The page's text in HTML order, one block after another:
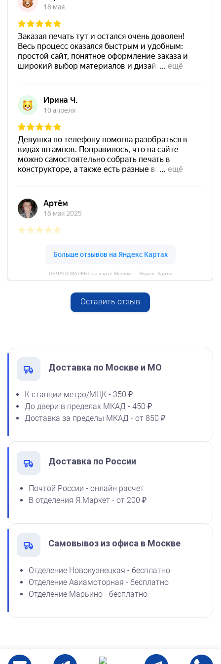
от 550
Печать ООО № Р103
Заказать
Печать ООО № Р88
Печать ООО № Р4
700
Штемпельная подушка
1800
Спиртовая краска NORIS
Спиртовая краска NORIS
Спиртовая краска NORIS
флюоресцентная 25 мл
1100
ПЕЧАТИ.МАРКЕТ на карте Москвы — Яндекс Карты
Оставить отзыв
Доставка по Москве и МО
К станции метро/МЦК - 350 ₽
До двери в пределах МКАД - 450 ₽
Доставка за пределы МКАД - от 850 ₽
Доставка по России
Почтой России - онлайн расчет
В отделения Я.Маркет - от 200 ₽
Самовывоз из офиса в Москве
Отделение Новокузнецкая - бесплатно
Отделение Авиамоторная - бесплатно
Отделение Марьино - бесплатно